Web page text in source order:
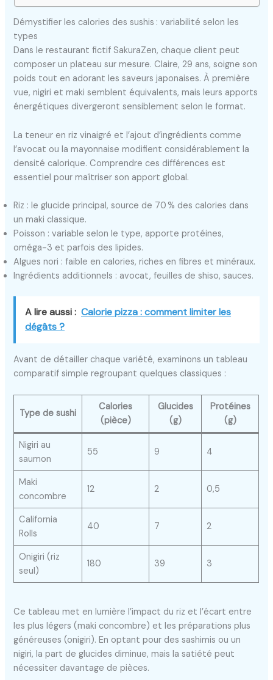
Démystifier les calories des sushis : variabilité selon les
types
Dans le restaurant fictif SakuraZen, chaque client peut
composer un plateau sur mesure. Claire, 29 ans, soigne son
poids tout en adorant les saveurs japonaises. À première
vue, nigiri et maki semblent équivalents, mais leurs apports
énergétiques divergeront sensiblement selon le format.
La teneur en riz vinaigré et l’ajout d’ingrédients comme
l’avocat ou la mayonnaise modifient considérablement la
densité calorique. Comprendre ces différences est
essentiel pour maîtriser son apport global.
Riz : le glucide principal, source de 70 % des calories dans
un maki classique.
Poisson : variable selon le type, apporte protéines,
oméga-3 et parfois des lipides.
Algues nori : faible en calories, riches en fibres et minéraux.
Ingrédients additionnels : avocat, feuilles de shiso, sauces.
A lire aussi : Calorie pizza : comment limiter les
dégâts ?
Avant de détailler chaque variété, examinons un tableau
comparatif simple regroupant quelques classiques :
Type de sushi
Calories
(pièce)
Glucides
(g)
Protéines
(g)
Nigiri au
saumon
55 9 4
Maki
concombre
12 2 0,5
California
Rolls
40 7 2
Onigiri (riz
seul)
180 39 3
Ce tableau met en lumière l’impact du riz et l’écart entre
les plus légers (maki concombre) et les préparations plus
généreuses (onigiri). En optant pour des sashimis ou un
nigiri, la part de glucides diminue, mais la satiété peut
nécessiter davantage de pièces.